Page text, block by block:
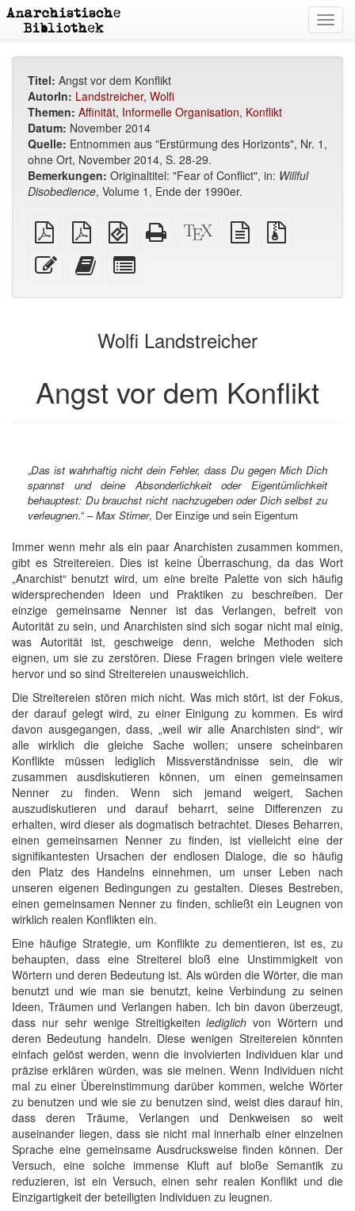
Titel: Angst vor dem Konflikt
AutorIn: Landstreicher, Wolfi
Themen: Affinität, Informelle Organisation, Konflikt
Datum: November 2014
Quelle: Entnommen aus "Erstürmung des Horizonts", Nr. 1,
ohne Ort, November 2014, S. 28-29.
Bemerkungen: Originaltitel: "Fear of Conflict", in: Willful
Disobedience, Volume 1, Ende der 1990er.
reines
PDF
A4
Broschüren
PDF
EPUB
(für
mobile
Geräte)
Reines
HTML
XeLaTex
Quelle
reine
Textquelle
Diesen
Text
Füge
diesen
zum
hinzu
for
bookbuilder
Wolfi Landstreicher
Angst vor dem Konflikt
„Das ist wahrhaftig nicht dein Fehler, dass Du gegen Mich Dich
spannst und deine Absonderlichkeit oder Eigentümlichkeit
behauptest: Du brauchst nicht nachzugeben oder Dich selbst zu
verleugnen.“ –Max Stirner, Der Einzige und sein Eigentum
Immer wenn mehr als ein paar Anarchisten zusammen kommen,
gibt es Streitereien. Dies ist keine Überraschung, da das Wort
„Anarchist“ benutzt wird, um eine breite Palette von sich häufig
widersprechenden Ideen und Praktiken zu beschreiben. Der
einzige gemeinsame Nenner ist das Verlangen, befreit von
Autorität zu sein, und Anarchisten sind sich sogar nicht mal einig,
was Autorität ist, geschweige denn, welche Methoden sich
eignen, um sie zu zerstören. Diese Fragen bringen viele weitere
hervor und so sind Streitereien unausweichlich.
Die Streitereien stören mich nicht. Was mich stört, ist der Fokus,
der darauf gelegt wird, zu einer Einigung zu kommen. Es wird
davon ausgegangen, dass, „weil wir alle Anarchisten sind“, wir
alle wirklich die gleiche Sache wollen; unsere scheinbaren
Konflikte müssen lediglich Missverständnisse sein, die wir
zusammen ausdiskutieren können, um einen gemeinsamen
Nenner zu finden. Wenn sich jemand weigert, Sachen
auszudiskutieren und darauf beharrt, seine Differenzen zu
erhalten, wird dieser als dogmatisch betrachtet. Dieses Beharren,
einen gemeinsamen Nenner zu finden, ist vielleicht eine der
signifikantesten Ursachen der endlosen Dialoge, die so häufig
den Platz des Handelns einnehmen, um unser Leben nach
unseren eigenen Bedingungen zu gestalten. Dieses Bestreben,
einen gemeinsamen Nenner zu finden, schließt ein Leugnen von
wirklich realen Konflikten ein.
Eine häufige Strategie, um Konflikte zu dementieren, ist es, zu
behaupten, dass eine Streiterei bloß eine Unstimmigkeit von
Wörtern und deren Bedeutung ist. Als würden die Wörter, die man
benutzt und wie man sie benutzt, keine Verbindung zu seinen
Ideen, Träumen und Verlangen haben. Ich bin davon überzeugt,
dass nur sehr wenige Streitigkeitenlediglich von Wörtern und
deren Bedeutung handeln. Diese wenigen Streitereien könnten
einfach gelöst werden, wenn die involvierten Individuen klar und
präzise erklären würden, was sie meinen. Wenn Individuen nicht
mal zu einer Übereinstimmung darüber kommen, welche Wörter
zu benutzen und wie sie zu benutzen sind, weist dies darauf hin,
dass deren Träume, Verlangen und Denkweisen so weit
auseinander liegen, dass sie nicht mal innerhalb einer einzelnen
Sprache eine gemeinsame Ausdrucksweise finden können. Der
Versuch, eine solche immense Kluft auf bloße Semantik zu
reduzieren, ist ein Versuch, einen sehr realen Konflikt und die
Einzigartigkeit der beteiligten Individuen zu leugnen.